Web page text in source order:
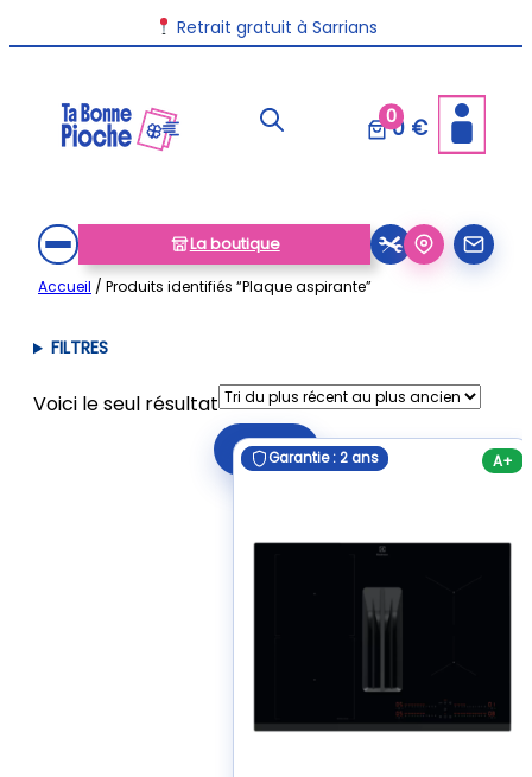
au
Retrait gratuit à Sarrians
00 €
La boutique
Accueil / Produits identifiés “Plaque aspirante”
FILTRES
Voici le seul résultat
Filtrer A+
Garantie : 2 ans
Garantie : 2 ans